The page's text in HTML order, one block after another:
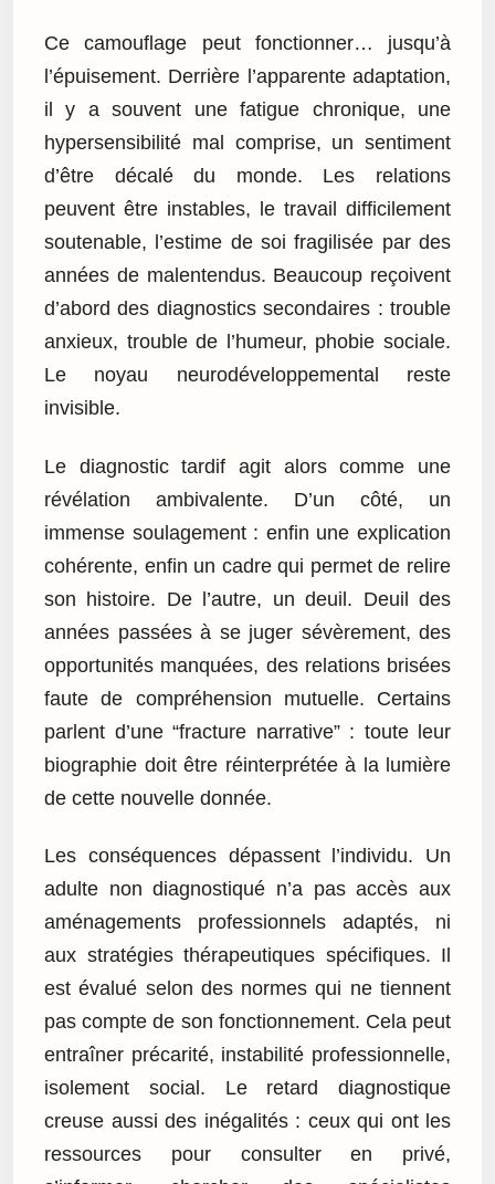
Ce camouflage peut fonctionner… jusqu’à
l’épuisement. Derrière l’apparente adaptation,
il y a souvent une fatigue chronique, une
hypersensibilité mal comprise, un sentiment
d’être décalé du monde. Les relations
peuvent être instables, le travail difficilement
soutenable, l’estime de soi fragilisée par des
années de malentendus. Beaucoup reçoivent
d’abord des diagnostics secondaires : trouble
anxieux, trouble de l’humeur, phobie sociale.
Le noyau neurodéveloppemental reste
invisible.
Le diagnostic tardif agit alors comme une
révélation ambivalente. D’un côté, un
immense soulagement : enfin une explication
cohérente, enfin un cadre qui permet de relire
son histoire. De l’autre, un deuil. Deuil des
années passées à se juger sévèrement, des
opportunités manquées, des relations brisées
faute de compréhension mutuelle. Certains
parlent d’une “fracture narrative” : toute leur
biographie doit être réinterprétée à la lumière
de cette nouvelle donnée.
Les conséquences dépassent l’individu. Un
adulte non diagnostiqué n’a pas accès aux
aménagements professionnels adaptés, ni
aux stratégies thérapeutiques spécifiques. Il
est évalué selon des normes qui ne tiennent
pas compte de son fonctionnement. Cela peut
entraîner précarité, instabilité professionnelle,
isolement social. Le retard diagnostique
creuse aussi des inégalités : ceux qui ont les
ressources pour consulter en privé,